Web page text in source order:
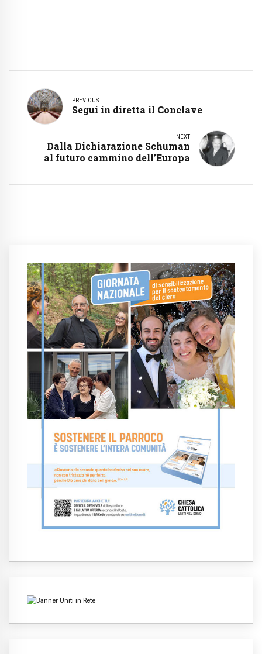
PREVIOUS
Segui in diretta il Conclave
NEXT
Dalla Dichiarazione Schuman
al futuro cammino dell’Europa